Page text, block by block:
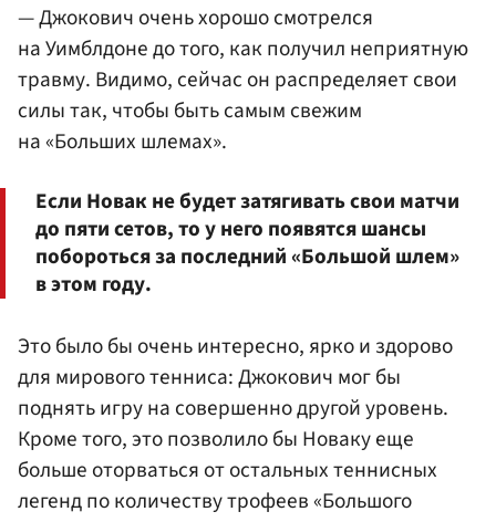
— Джокович очень хорошо смотрелся
на Уимблдоне до того, как получил неприятную
травму. Видимо, сейчас он распределяет свои
силы так, чтобы быть самым свежим
на «Больших шлемах».
Если Новак не будет затягивать свои матчи
до пяти сетов, то у него появятся шансы
побороться за последний «Большой шлем»
в этом году.
Это было бы очень интересно, ярко и здорово
для мирового тенниса: Джокович мог бы
поднять игру на совершенно другой уровень.
Кроме того, это позволило бы Новаку еще
больше оторваться от остальных теннисных
легенд по количеству трофеев «Большого